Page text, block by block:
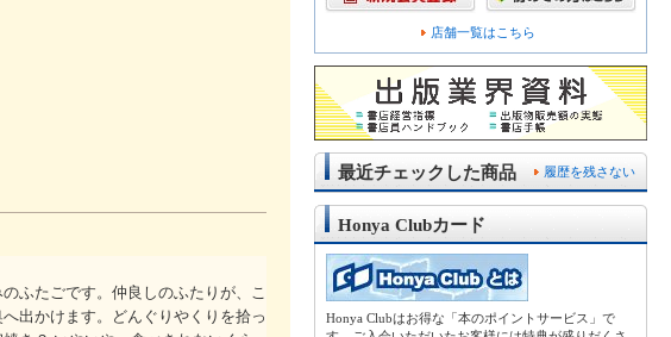
ふたごです。仲良しのふたりが、こ
出かけます。どんぐりやくりを拾っ
店舗一覧はこちら
履歴を残さない
最近チェックした商品
Honya Clubカード
Honya Clubはお得な「本のポイントサービス」で